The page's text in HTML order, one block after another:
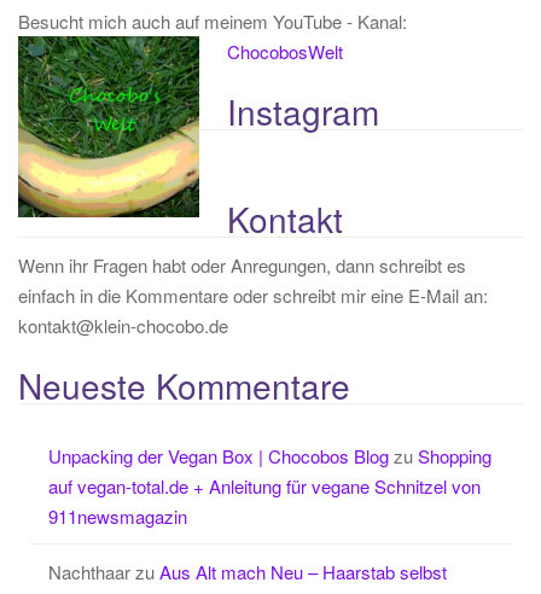
Besucht mich auch auf meinem YouTube - Kanal:
ChocobosWelt
Instagram
Kontakt
Wenn ihr Fragen habt oder Anregungen, dann schreibt es
einfach in die Kommentare oder schreibt mir eine E-Mail an:
kontakt@klein-chocobo.de
Neueste Kommentare
Unpacking der Vegan Box | Chocobos BlogzuShopping
auf vegan-total.de + Anleitung für vegane Schnitzel von
911newsmagazin
NachthaarzuAus Alt mach Neu – Haarstab selbst